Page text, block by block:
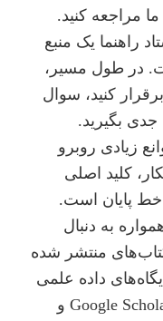
کنید.
یک منبع
طول مسیر،
کنید، سوال
بگیرید.
روبرو
اصلی
است.
به دنبال
منتشر شده
داده علمی
مانند Google Scholar, ResearchGate, Scopus و